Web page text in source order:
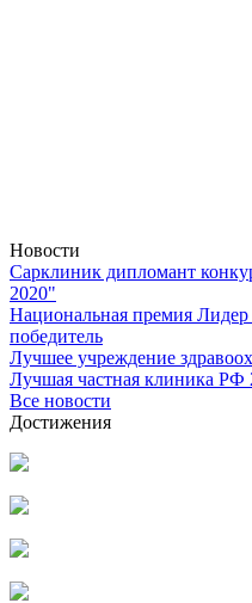
Новости
Сарклиник дипломант
2020"
Национальная премия
победитель
Лучшее учреждение
Лучшая частная клиника РФ
Все новости
Достижения